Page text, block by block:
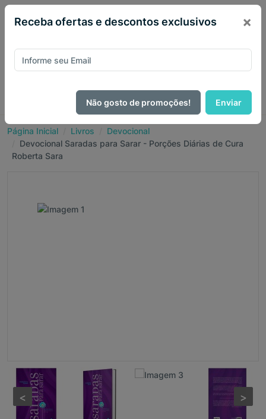
Página Inicial Livros
Devocional
Devocional Saradas para Sarar - Porções Diárias de Cura
Roberta Sara
< >
< >
Receba ofertas e descontos exclusivos ×
Não gosto de promoções! Enviar